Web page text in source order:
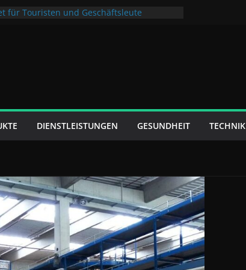
für Touristen und Geschäftsleute
heute prägen
DIENSTLEISTUNGEN GESUNDHEIT TECHNIK